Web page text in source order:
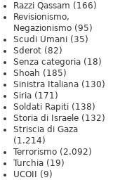
Razzi Qassam (166)
Revisionismo,
Negazionismo (95)
Scudi Umani (35)
Sderot (82)
Senza categoria (18)
Shoah (185)
Sinistra Italiana (130)
Siria (171)
Soldati Rapiti (138)
Storia di Israele (132)
Striscia di Gaza
(1.214)
Terrorismo (2.092)
Turchia (19)
UCOII
(9)